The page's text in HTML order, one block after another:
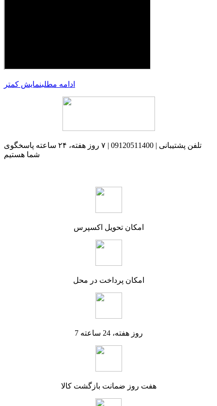
ادامه مطلبنمایش کمتر
تلفن پشتیبانی | 09120511400 | ۷ روز هفته، ۲۴ ساعته پاسخگوی
شما هستیم
امکان تحویل اکسپرس
امکان پرداخت در محل
7 روز هفته، 24 ساعته
هفت روز ضمانت بازگشت کالا